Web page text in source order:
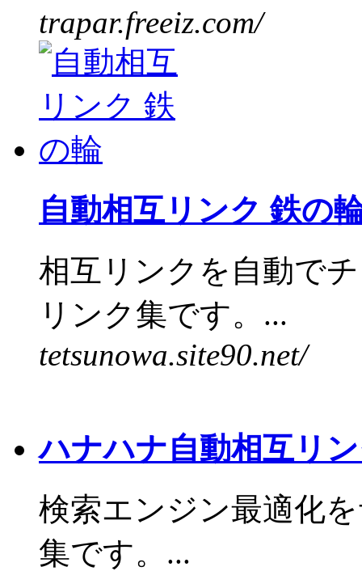
trapar.freeiz.com/
自動相互リンク 鉄の
相互リンクを自動で
リンク集です。...
tetsunowa.site90.net/
ハナハナ自動相互リ
検索エンジン最適化
集です。...